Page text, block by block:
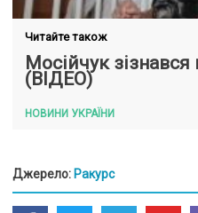
Читайте також
Мосійчук
(ВІДЕО)
НОВИНИ УКРАЇНИ
Джерело: Ракурс